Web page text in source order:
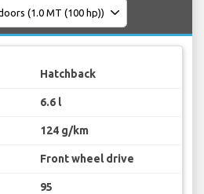
Hatchback
6.6 l
124 g/km
Front wheel drive
95